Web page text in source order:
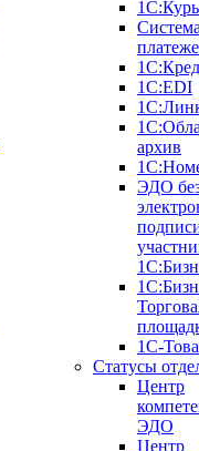
1С:EDI
архив
ЭДО
1С-
Статусы
Центр
ЭДО
Центр